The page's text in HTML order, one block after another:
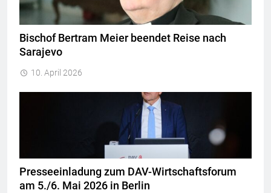
Bischof Bertram Meier beendet Reise nach
Sarajevo
10. April 2026
Presseeinladung zum DAV-Wirtschaftsforum
am 5./6. Mai 2026 in Berlin